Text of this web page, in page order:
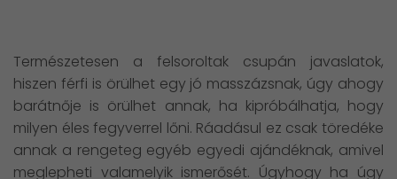
Természetesen a felsoroltak csupán javaslatok,
hiszen férfi is örülhet egy jó masszázsnak, úgy ahogy
barátnője is örülhet annak, ha kipróbálhatja, hogy
milyen éles fegyverrel lőni. Ráadásul ez csak töredéke
annak a rengeteg egyéb egyedi ajándéknak, amivel
meglepheti valamelyik ismerősét. Úgyhogy ha úgy